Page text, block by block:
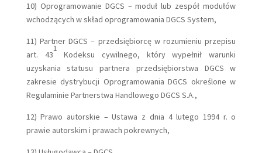
10) Oprogramowanie DGCS – moduł lub zespół modułów
wchodzących w skład oprogramowania DGCS System,
11) Partner DGCS – przedsiębiorcę w rozumieniu przepisu
art. 43
1
Kodeksu cywilnego, który wypełnił warunki
uzyskania statusu partnera przedsiębiorstwa DGCS w
zakresie dystrybucji Oprogramowania DGCS określone w
Regulaminie Partnerstwa Handlowego DGCS S.A.,
12) Prawo autorskie – Ustawa z dnia 4 lutego 1994 r. o
prawie autorskim i prawach pokrewnych,